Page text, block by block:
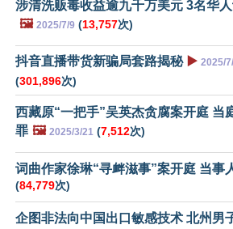
涉清洗贩毒收益逾九千万美元 3名华
🖼️ 2025/7/9 (13,757次)
抖音直播带货新骗局套路揭秘 ▶️ 2025/
(301,896次)
西藏原“一把手”吴英杰贪腐案开庭 当
罪 🖼️ 2025/3/21 (7,512次)
词曲作家徐琳“寻衅滋事”案开庭 当事
(84,779次)
企图非法向中国出口敏感技术 北州男